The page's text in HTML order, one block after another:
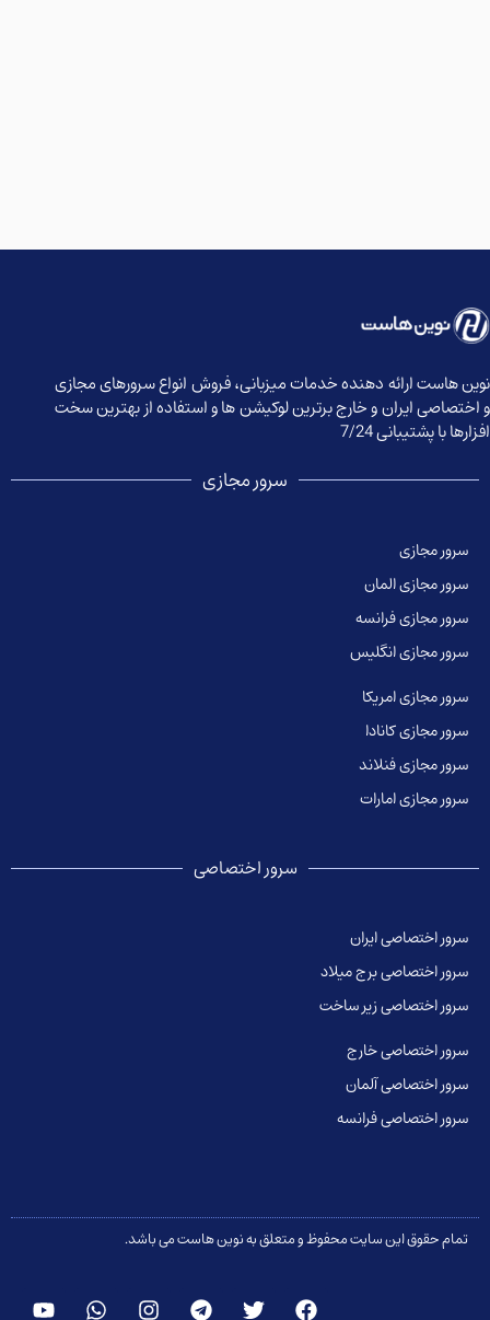
هاست ارائه دهنده خدمات میزبانی، فروش انواع سرورهای مجازی
اختصاصی ایران و خارج برترین لوکیشن ها و استفاده از بهترین سخت
با پشتیبانی 7/24
سرور مجازی
سرور مجازی
سرور مجازی المان
سرور مجازی فرانسه
سرور مجازی انگلیس
سرور مجازی امریکا
سرور مجازی کانادا
سرور مجازی فنلاند
سرور مجازی امارات
سرور اختصاصی
سرور اختصاصی ایران
سرور اختصاصی برج میلاد
سرور اختصاصی زیر ساخت
سرور اختصاصی خارج
سرور اختصاصی آلمان
سرور اختصاصی فرانسه
تمام حقوق این سایت محفوظ و متعلق به نوین هاست می باشد.